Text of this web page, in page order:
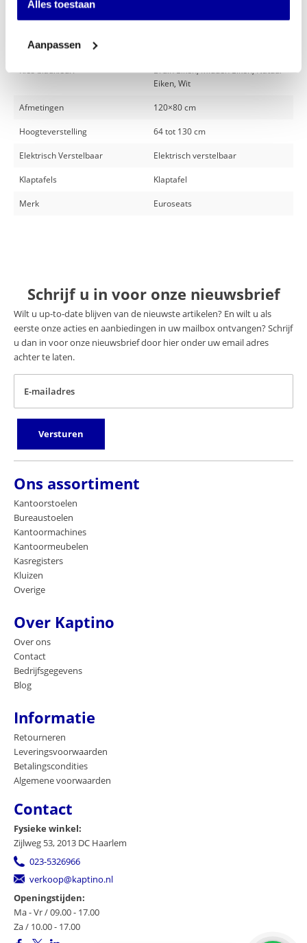
Alles toestaan
Aanpassen
Specificaties
Kies bladkleur:
Bruin Eiken, Midden Eiken, Natuur
Eiken, Wit
Afmetingen 120×80 cm
Hoogteverstelling 64 tot 130 cm
Elektrisch Verstelbaar Elektrisch verstelbaar
Klaptafels Klaptafel
Merk Euroseats
Schrijf u in voor onze nieuwsbrief
Wilt u up-to-date blijven van de nieuwste artikelen? En wilt u als
eerste onze acties en aanbiedingen in uw mailbox ontvangen? Schrijf
u dan in voor onze nieuwsbrief door hier onder uw email adres
achter te laten.
E-mailadres
Versturen
Ons assortiment
Kantoorstoelen
Bureaustoelen
Kantoormachines
Kantoormeubelen
Kasregisters
Kluizen
Overige
Over Kaptino
Over ons
Contact
Bedrijfsgegevens
Blog
Informatie
Retourneren
Leveringsvoorwaarden
Betalingscondities
Algemene voorwaarden
Contact
Fysieke winkel:
Zijlweg 53, 2013 DC Haarlem
023-5326966
verkoop@kaptino.nl
Openingstijden:
Ma - Vr / 09.00 - 17.00
Za / 10.00 - 17.00